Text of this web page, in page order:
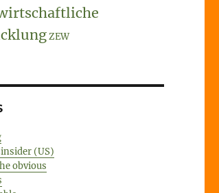
ZEW
(US)
obvious